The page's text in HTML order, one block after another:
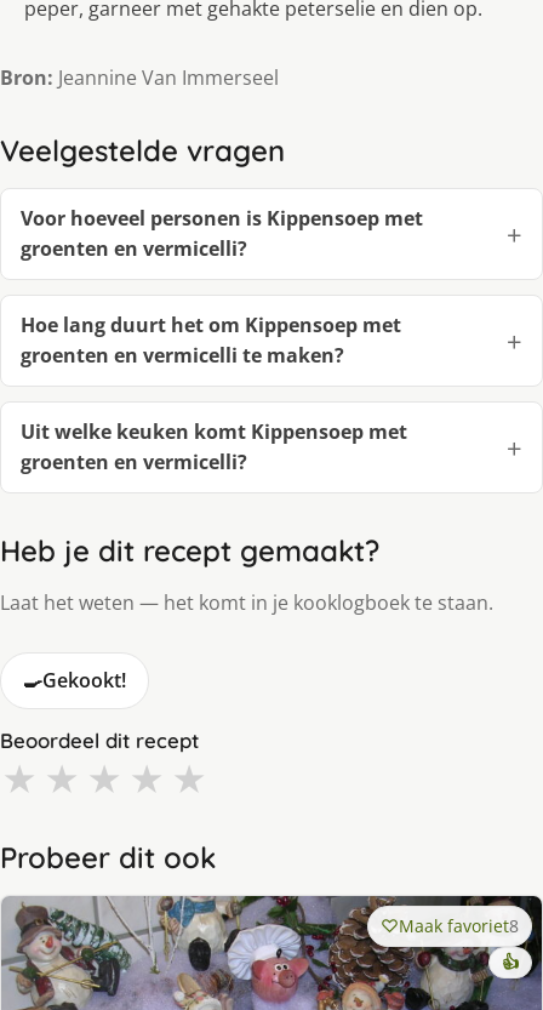
peper, garneer met gehakte peterselie en dien op.
Bron: Jeannine Van Immerseel
Veelgestelde vragen
Voor hoeveel personen is Kippensoep met
groenten en vermicelli?
Hoe lang duurt het om Kippensoep met
groenten en vermicelli te maken?
Uit welke keuken komt Kippensoep met
groenten en vermicelli?
Heb je dit recept gemaakt?
Laat het weten — het komt in je kooklogboek te staan.
🍳Gekookt!
Beoordeel dit recept
★ ★ ★ ★ ★
Probeer dit ook
Maak favoriet8
👍